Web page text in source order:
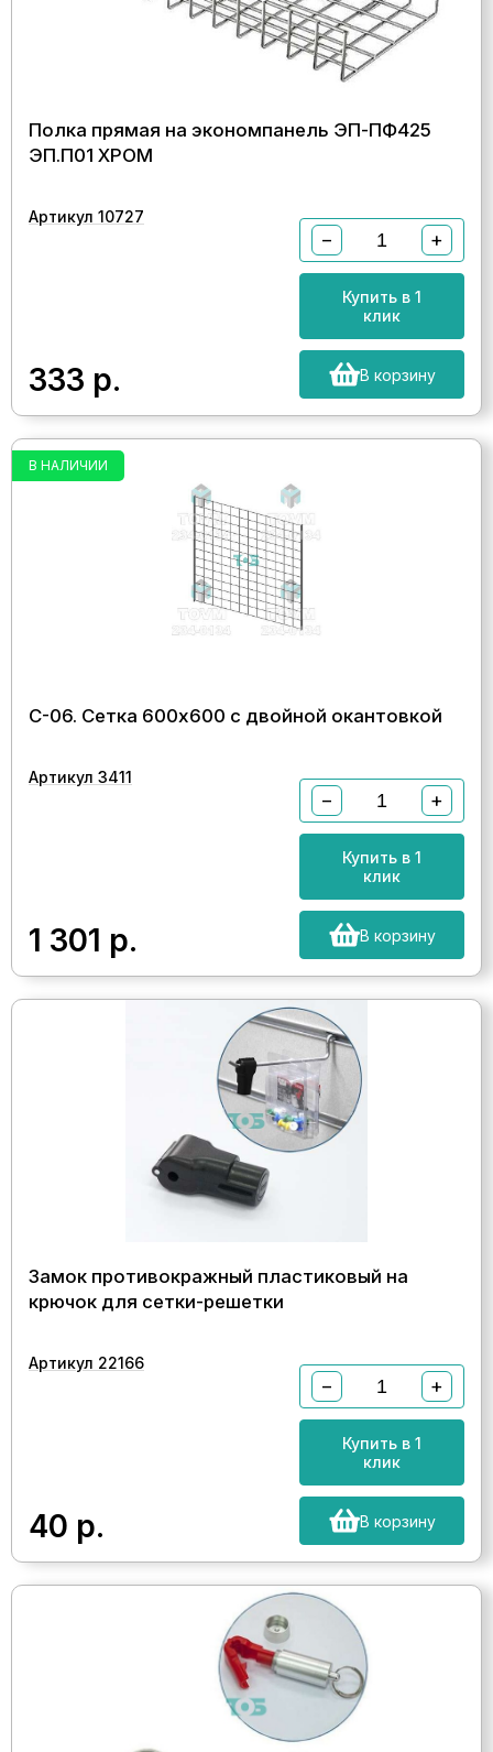
Полка прямая на экономпанель ЭП-ПФ425
ЭП.П01 ХРОМ
Артикул 10727
333 р.
− +
Купить в 1
клик
В корзину
В НАЛИЧИИ
С-06. Сетка 600х600 с двойной окантовкой
Артикул 3411
1 301 р.
− +
Купить в 1
клик
В корзину
Замок противокражный пластиковый на
крючок для сетки-решетки
Артикул 22166
40 р.
− +
Купить в 1
клик
В корзину